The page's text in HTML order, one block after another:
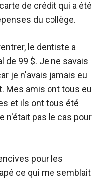
de crédit qui a été
du collège.
le dentiste a
de 99 $. Je ne savais
je n'avais jamais eu
Mes amis ont tous eu
et ils ont tous été
n'était pas le cas pour
pour les
ce qui me semblait